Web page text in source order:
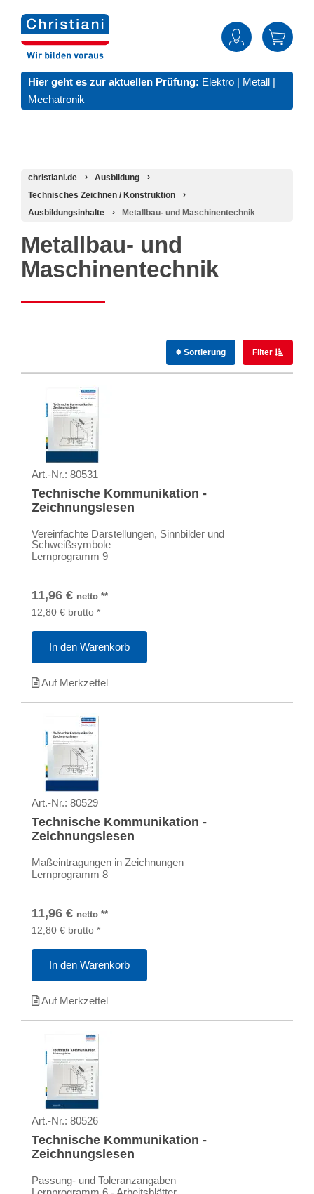
Hier geht es zur aktuellen Prüfung: Elektro | Metall |
Mechatronik
christiani.de
Ausbildung
Technisches Zeichnen / Konstruktion
Ausbildungsinhalte
Metallbau- und Maschinentechnik
Metallbau- und
Maschinentechnik
Sortierung Filter
Art.-Nr.: 80531
Technische Kommunikation -
Zeichnungslesen
Vereinfachte Darstellungen, Sinnbilder und
Schweißsymbole
Lernprogramm 9
11,96 € netto **
12,80 € brutto *
In den Warenkorb
Auf Merkzettel
Art.-Nr.: 80529
Technische Kommunikation -
Zeichnungslesen
Maßeintragungen in Zeichnungen
Lernprogramm 8
11,96 € netto **
12,80 € brutto *
In den Warenkorb
Auf Merkzettel
Art.-Nr.: 80526
Technische Kommunikation -
Zeichnungslesen
Passung- und Toleranzangaben